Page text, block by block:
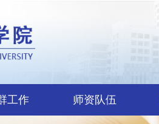
工作 师资队伍